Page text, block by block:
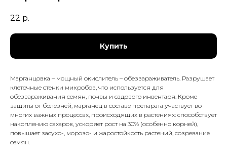
22 р.
Купить
Марганцовка – мощный окислитель – обеззараживатель. Разрушает
клеточные стенки микробов, что используется для
обеззараживания семян, почвы и садового инвентаря. Кроме
защиты от болезней, марганец в составе препарата участвует во
многих важных процессах, происходящих в растениях: способствует
накоплению сахаров, ускоряет рост на 30% (особенно корней),
повышает засухо-, морозо- и жаростойкость растений, созревание
семян.